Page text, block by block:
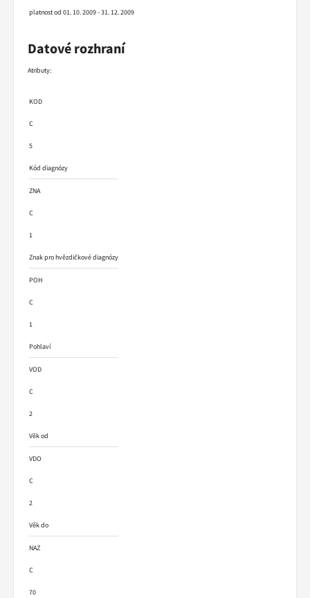
platnost od 01. 10. 2009 - 31. 12. 2009
Datové rozhraní
Atributy:
KOD
C
5
Kód diagnózy
ZNA
C
1
Znak pro hvězdičkové diagnózy
POH
C
1
Pohlaví
VOD
C
2
Věk od
VDO
C
2
Věk do
NAZ
C
70